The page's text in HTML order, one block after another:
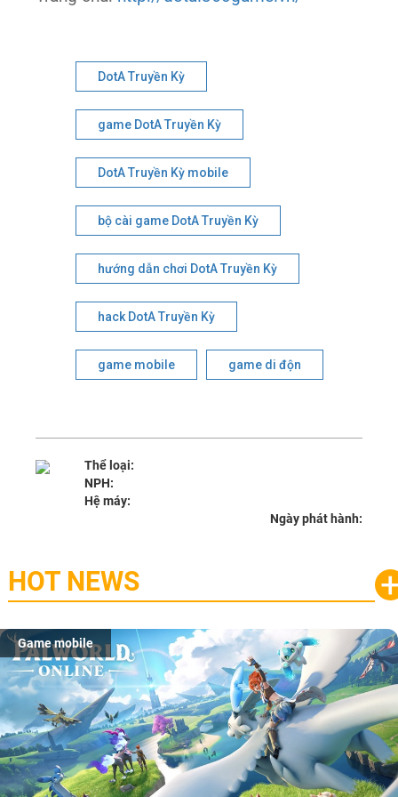
DotA Truyền Kỳ
game DotA Truyền Kỳ
DotA Truyền Kỳ mobile
bộ cài game DotA Truyền Kỳ
hướng dẫn chơi DotA Truyền Kỳ
hack DotA Truyền Kỳ
game mobile game di độn
Thể loại:
NPH:
Hệ máy:
Ngày phát hành:
HOT NEWS
Game mobile